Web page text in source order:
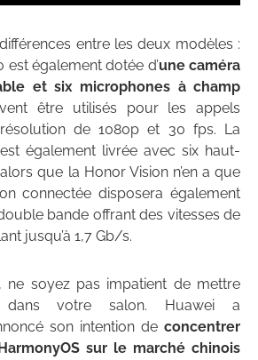
entre les deux modèles :
est également dotée d’une caméra
et six microphones à champ
être utilisés pour les appels
de 1080p et 30 fps. La
également livrée avec six haut-
que la Honor Vision n’en a que
connectée disposera également
bande offrant des vitesses de
jusqu’à 1,7 Gb/s.
ne soyez pas impatient de mettre
dans votre salon. Huawei a
son intention de concentrer
sur le marché chinois